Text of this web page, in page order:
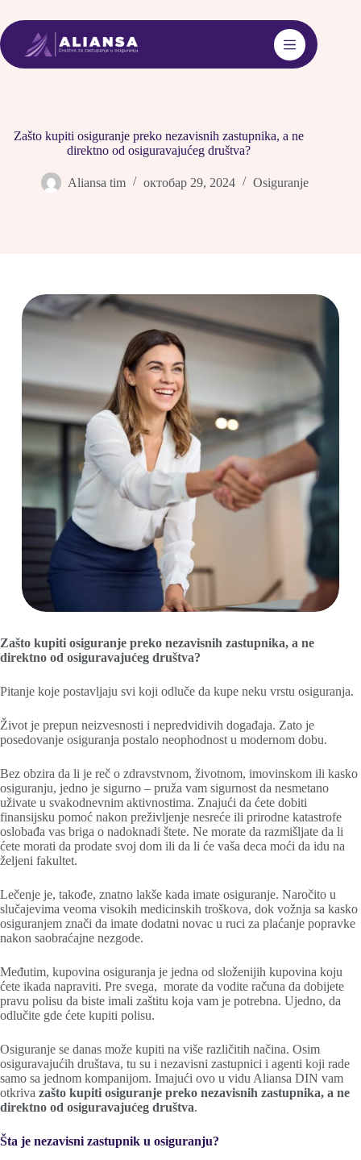
content
Zašto kupiti osiguranje preko nezavisnih zastupnika, a ne
direktno od osiguravajućeg društva?
Aliansa tim октобар 29, 2024 Osiguranje
Zašto kupiti osiguranje preko nezavisnih zastupnika, a ne
direktno od osiguravajućeg društva?
Pitanje koje postavljaju svi koji odluče da kupe neku vrstu osiguranja.
Život je prepun neizvesnosti i nepredvidivih događaja. Zato je
posedovanje osiguranja postalo neophodnost u modernom dobu.
Bez obzira da li je reč o zdravstvnom, životnom, imovinskom ili kasko
osiguranju, jedno je sigurno – pruža vam sigurnost da nesmetano
uživate u svakodnevnim aktivnostima. Znajući da ćete dobiti
finansijsku pomoć nakon preživljenje nesreće ili prirodne katastrofe
oslobađa vas briga o nadoknadi štete. Ne morate da razmišljate da li
ćete morati da prodate svoj dom ili da li će vaša deca moći da idu na
željeni fakultet.
Lečenje je, takođe, znatno lakše kada imate osiguranje. Naročito u
slučajevima veoma visokih medicinskih troškova, dok vožnja sa kasko
osiguranjem znači da imate dodatni novac u ruci za plaćanje popravke
nakon saobraćajne nezgode.
Međutim, kupovina osiguranja je jedna od složenijih kupovina koju
ćete ikada napraviti. Pre svega, morate da vodite računa da dobijete
pravu polisu da biste imali zaštitu koja vam je potrebna. Ujedno, da
odlučite gde ćete kupiti polisu.
Osiguranje se danas može kupiti na više različitih načina. Osim
osiguravajućih društava, tu su i nezavisni zastupnici i agenti koji rade
samo sa jednom kompanijom. Imajući ovo u vidu Aliansa DIN vam
otkriva zašto kupiti osiguranje preko nezavisnih zastupnika, a ne
direktno od osiguravajućeg društva.
Šta je nezavisni zastupnik u osiguranju?